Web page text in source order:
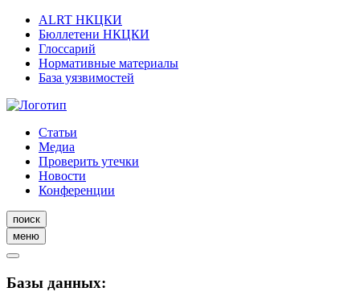
ALRT НКЦКИ
Бюллетени НКЦКИ
Глоссарий
Нормативные материалы
База уязвимостей
Статьи
Медиа
Проверить утечки
Новости
Конференции
поиск
меню
Базы данных: